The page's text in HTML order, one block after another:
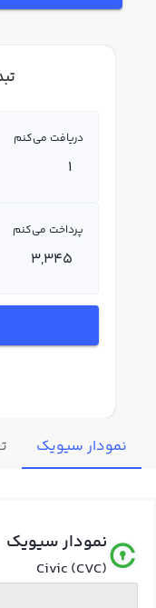
دریافت می‌کنم
پرداخت می‌کنم
نمودار سیویک
نمودار سیویک
Civic (CVC)